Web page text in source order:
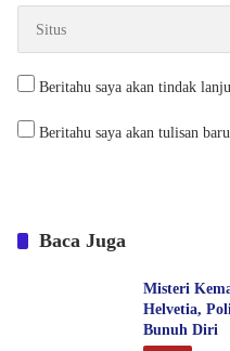
Beritahu saya akan tindak
Beritahu saya akan tulisan
Baca Juga
Misteri
Helvetia,
Bunuh Diri